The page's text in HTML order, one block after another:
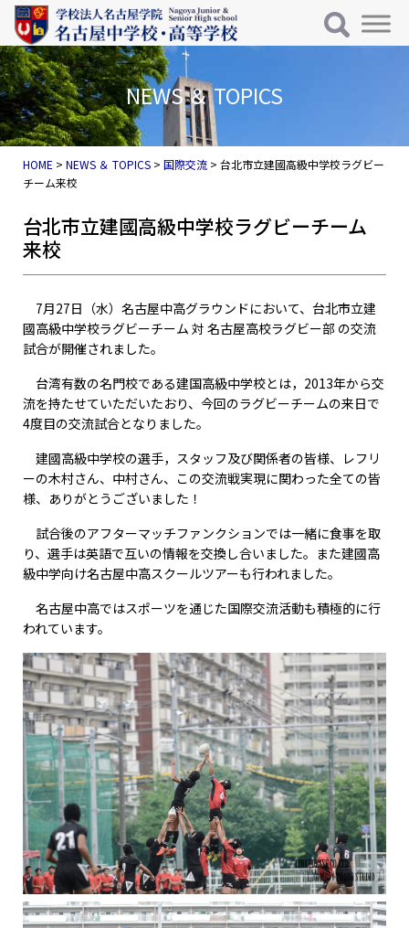
コンテンツへスキップ
メインナビゲーション
NEWS ＆ TOPICS
HOME >NEWS ＆ TOPICS >国際交流 >台北市立建國高級中学校ラグビー
チーム来校
台北市立建國高級中学校ラグビーチーム
来校
7月27日（水）名古屋中高グラウンドにおいて、台北市立建
國高級中学校ラグビーチーム 対 名古屋高校ラグビー部 の交流
試合が開催されました。
台湾有数の名門校である建国高級中学校とは，2013年から交
流を持たせていただいたおり、今回のラグビーチームの来日で
4度目の交流試合となりました。
建國高級中学校の選手，スタッフ及び関係者の皆様、レフリ
ーの木村さん、中村さん、この交流戦実現に関わった全ての皆
様、ありがとうございました！
試合後のアフターマッチファンクションでは一緒に食事を取
り、選手は英語で互いの情報を交換し合いました。また建國高
級中学向け名古屋中高スクールツアーも行われました。
名古屋中高ではスポーツを通じた国際交流活動も積極的に行
われています。